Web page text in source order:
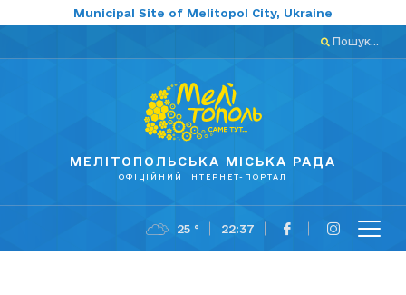
Municipal Site of Melitopol City, Ukraine
Пошук...
МЕЛІТОПОЛЬСЬКА МІСЬКА РАДА
ОФІЦІЙНИЙ ІНТЕРНЕТ-ПОРТАЛ
25 ° 22:37